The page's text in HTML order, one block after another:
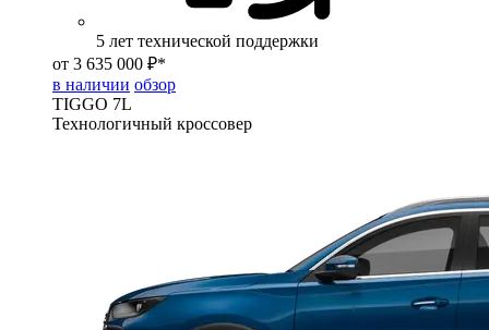
5 лет технической поддержки
от 3 635 000 ₽*
в наличии обзор
TIGGO 7L
Технологичный кроссовер